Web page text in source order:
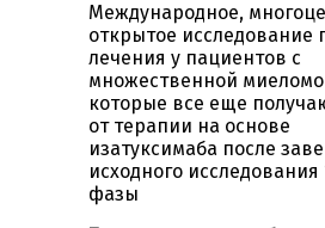
Международное,
открытое исследование
лечения у пациентов с
множественной
которые все еще
от терапии на основе
изатуксимаба после
исходного исследования
фазы